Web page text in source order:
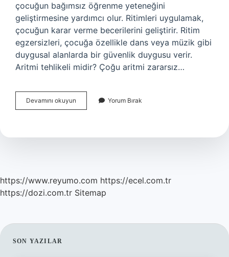
çocuğun bağımsız öğrenme yeteneğini
geliştirmesine yardımcı olur. Ritimleri uygulamak,
çocuğun karar verme becerilerini geliştirir. Ritim
egzersizleri, çocuğa özellikle dans veya müzik gibi
duygusal alanlarda bir güvenlik duygusu verir.
Aritmi tehlikeli midir? Çoğu aritmi zararsız…
Devamını okuyun
Neden
Yorum Bırak
https://www.reyumo.com https://ecel.com.tr
https://dozi.com.tr Sitemap
SIDEBAR
SON YAZILAR